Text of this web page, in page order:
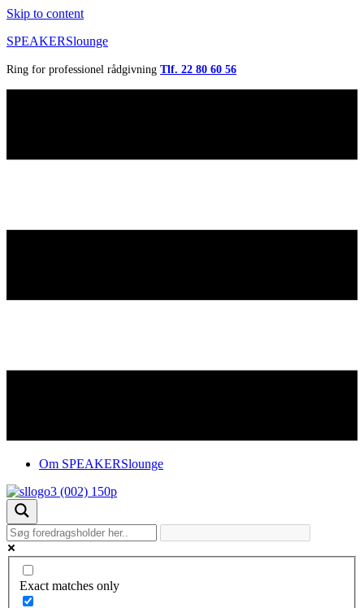
Skip to content
SPEAKERSlounge
Ring for professionel rådgivning Tlf. 22 80 60 56
Om SPEAKERSlounge
Exact matches only